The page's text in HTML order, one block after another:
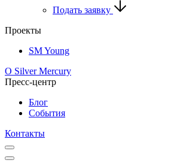
Подать заявку
Проекты
SM Young
О Silver Mercury
Пресс-центр
Блог
События
Контакты